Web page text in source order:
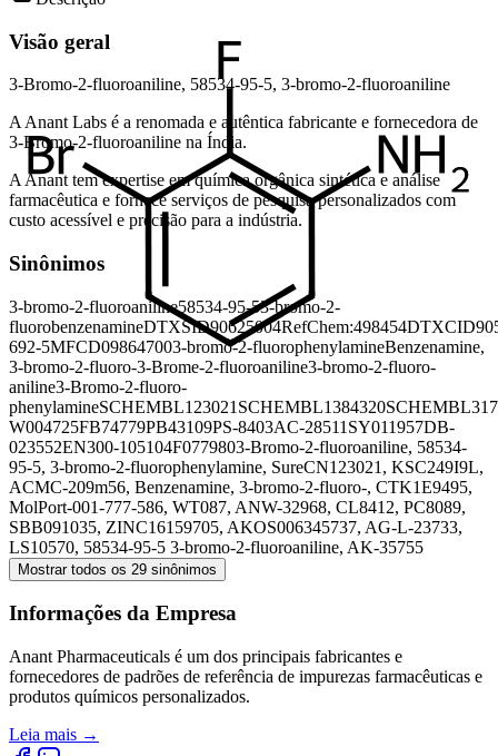
Visão geral
3-Bromo-2-fluoroaniline, 58534-95-5, 3-bromo-2-fluoroaniline
A Anant Labs é a renomada e autêntica fabricante e fornecedora de
3-Bromo-2-fluoroaniline na Índia.
A Anant tem expertise em química orgânica sintética e análise
farmacêutica e fornece serviços de pesquisa personalizados com
custo acessível e precisão para a indústria.
Sinônimos
3-bromo-2-fluoroaniline58534-95-53-bromo-2-
fluorobenzenamineDTXSID90625004RefChem:498454
692-5MFCD098647003-bromo-2-fluorophenylamineBenzenamine,
3-bromo-2-fluoro-3-Brome-2-fluoroaniline3-bromo-2-fluoro-
aniline3-Bromo-2-fluoro-
phenylamineSCHEMBL123021 SCHEMBL1384320
W004725FB74779PB43109PS-8403AC-28511 SY011957DB-
023552EN300-105104F0779803-Bromo-2-fluoroaniline, 58534-
95-5, 3-bromo-2-fluorophenylamine, SureCN123021, KSC249I9L,
ACMC-209m56, Benzenamine, 3-bromo-2-fluoro-, CTK1E9495,
MolPort-001-777-586, WT087, ANW-32968, CL8412, PC8089,
SBB091035, ZINC16159705, AKOS006345737, AG-L-23733,
LS10570, 58534-95-5 3-bromo-2-fluoroaniline, AK-35755
Mostrar todos os 29 sinônimos
Informações da Empresa
Anant Pharmaceuticals é um dos principais fabricantes e
fornecedores de padrões de referência de impurezas farmacêuticas e
produtos químicos personalizados.
Leia mais →